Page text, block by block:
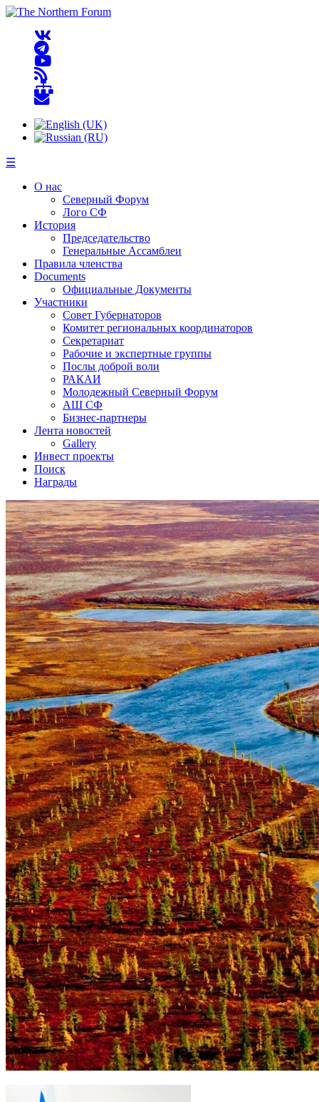
☰
О нас
Северный Форум
Лого СФ
История
Председательство
Генеральные Ассамблеи
Правила членства
Documents
Официальные Документы
Участники
Совет Губернаторов
Комитет региональных координаторов
Секретариат
Рабочие и экспертные группы
Послы доброй воли
РАКАИ
Молодежный Северный Форум
АШ СФ
Бизнес-партнеры
Лента новостей
Gallery
Инвест проекты
Поиск
Награды